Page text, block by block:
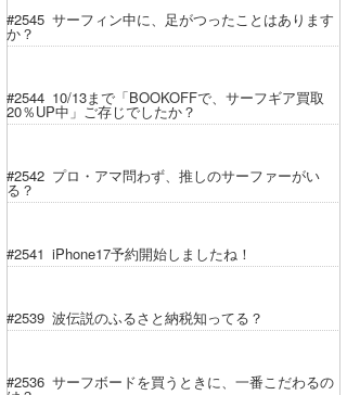
#2545 サーフィン中に、足がつったことはあります
か？
#2544 10/13まで「BOOKOFFで、サーフギア買取
20％UP中」ご存じでしたか？
#2542 プロ・アマ問わず、推しのサーファーがい
る？
#2541 iPhone17予約開始しましたね！
#2539 波伝説のふるさと納税知ってる？
#2536 サーフボードを買うときに、一番こだわるの